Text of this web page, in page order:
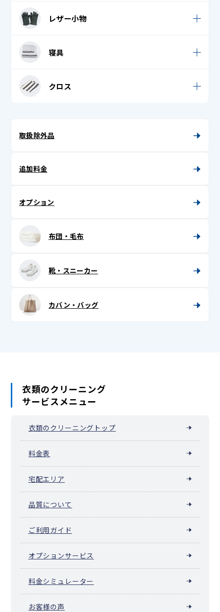
マフラー
手袋
七五三 (袴帯)
七五三着物
単衣
着物帯
半衿
半襦袢
兵児帯 (へこ帯)・三尺 (さんじゃく)
レザームートンジャンパー
革ジャン / レザージャケット
レザースカート
レザーパンツ
レザー小物
レザー手袋 (革手袋)
寝具
シーツ
布団カバー
クロス
テーブルマット・ランチョンマット
取扱除外品
追加料金
オプション
布団・毛布
靴・スニーカー
カバン・バッグ
衣類のクリーニング
サービスメニュー
衣類のクリーニングトップ
料金表
宅配エリア
品質について
ご利用ガイド
オプションサービス
料金シミュレーター
お客様の声